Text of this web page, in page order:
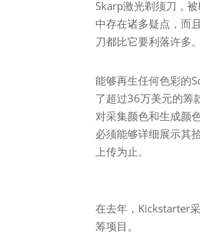
Skarp激光剃须刀，
中存在诸多疑点，而
刀都比它要利落许多。
能够再生任何色彩的
了超过36万美元的筹
对采集颜色和生成颜
必须能够详细展示其
上传为止。
在去年，Kickstarter
筹项目。